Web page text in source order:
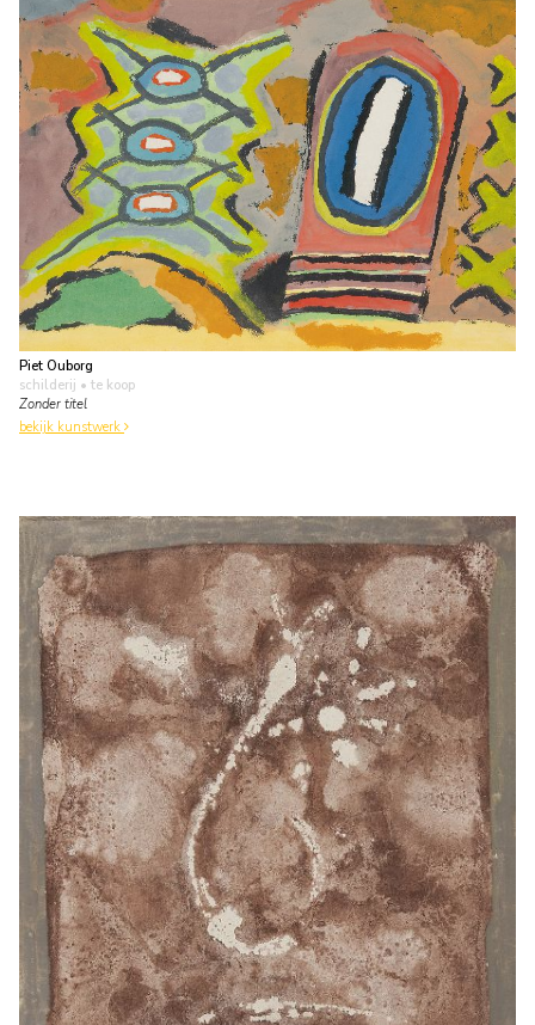
Piet Ouborg
schilderij • te koop
Zonder titel
bekijk kunstwerk